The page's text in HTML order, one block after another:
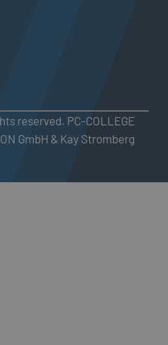
reserved. PC-COLLEGE
GmbH & Kay Stromberg